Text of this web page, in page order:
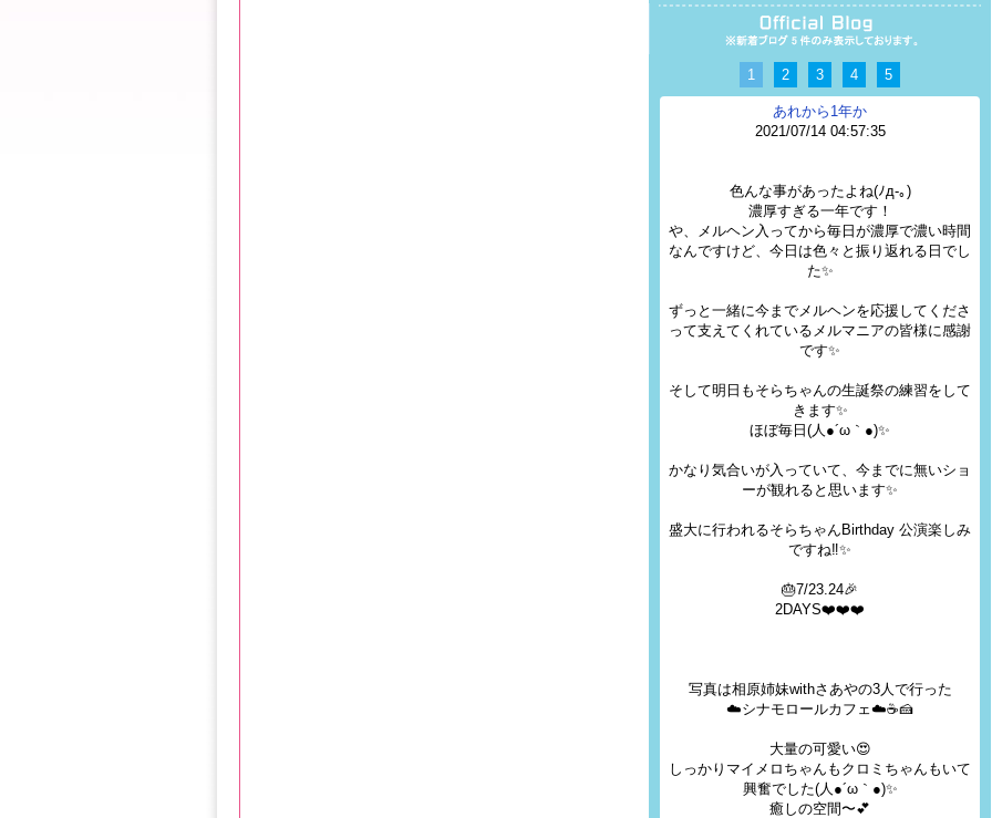
1 2 3 4 5
あれから1年か
2021/07/14 04:57:35
色んな事があったよね(ﾉд-｡)
濃厚すぎる一年です！
や、メルヘン入ってから毎日が濃厚で濃い時間
なんですけど、今日は色々と振り返れる日でし
た✨
ずっと一緒に今までメルヘンを応援してくださ
って支えてくれているメルマニアの皆様に感謝
です✨
そして明日もそらちゃんの生誕祭の練習をして
きます✨
ほぼ毎日(人●´ω｀●)✨
かなり気合いが入っていて、今までに無いショ
ーが観れると思います✨
盛大に行われるそらちゃんBirthday 公演楽しみ
ですね‼️✨
🎂7/23.24🎉
2DAYS❤️❤️❤️
写真は相原姉妹withさあやの3人で行った
☁️シナモロールカフェ☁️☕️🍰
大量の可愛い😍
しっかりマイメロちゃんもクロミちゃんもいて
興奮でした(人●´ω｀●)✨
癒しの空間〜💕